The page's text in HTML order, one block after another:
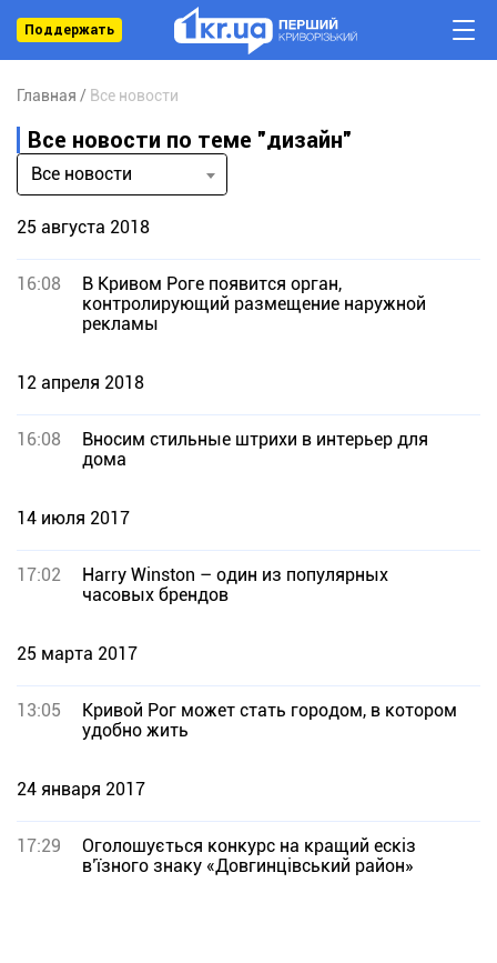
Поддержать
Главная Все новости
Все новости по теме "дизайн"
Все новости
25 августа 2018
16:08
В Кривом Роге появится орган,
контролирующий размещение наружной
рекламы
12 апреля 2018
16:08
Вносим стильные штрихи в интерьер для
дома
14 июля 2017
17:02
Harry Winston – один из популярных
часовых брендов
25 марта 2017
13:05
Кривой Рог может стать городом, в котором
удобно жить
24 января 2017
17:29
Оголошується конкурс на кращий ескіз
в’їзного знаку «Довгинцівський район»